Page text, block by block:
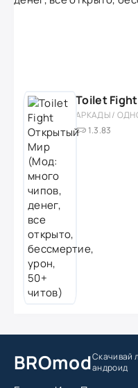
1.3.83
BROmodСкачивай
андроид